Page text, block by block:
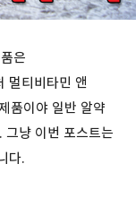
은
멀티비타민 앤
품이야 일반 알약
그냥 이번 포스트는
다.